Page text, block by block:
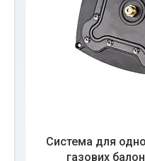
Система для
газових